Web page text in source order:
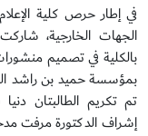
في إطار حرص كلية
الجهات الخارجية،
بالكلية في تصميم
بمؤسسة حميد بن راشد
تم تكريم الطالبتان
إشراف الدكتورة مرفت